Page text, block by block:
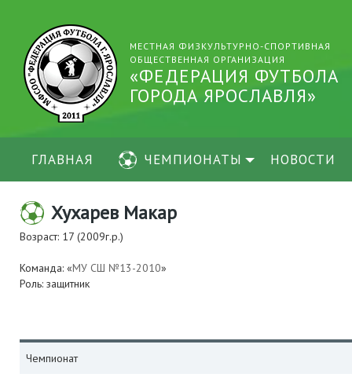
МЕСТНАЯ ФИЗКУЛЬТУРНО-СПОРТИВНАЯ
ОБЩЕСТВЕННАЯ ОРГАНИЗАЦИЯ
«ФЕДЕРАЦИЯ ФУТБОЛА
ГОРОДА ЯРОСЛАВЛЯ»
ГЛАВНАЯ ЧЕМПИОНАТЫ НОВОСТИ
Хухарев Макар
Возраст: 17 (2009г.р.)
Команда: «МУ СШ №13-2010»
Роль: защитник
Чемпионат